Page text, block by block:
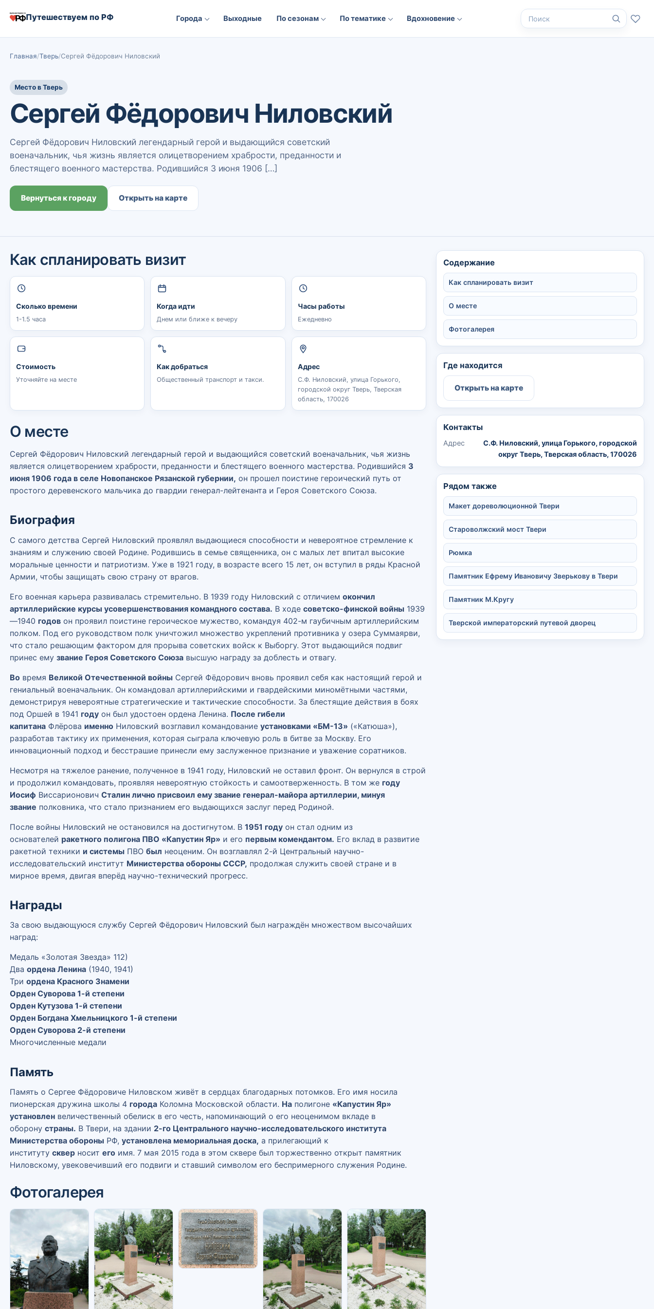
Путешествуем по РФ Города Выходные По сезонам По тематике Вдохновение
Поиск по сайту
Главная Тверь Сергей Фёдорович Ниловский
Место в Тверь
Сергей Фёдорович Ниловский
Сергей Фёдорович Ниловский легендарный герой и выдающийся советский
военачальник, чья жизнь является олицетворением храбрости, преданности и
блестящего военного мастерства. Родившийся 3 июня 1906 […]
Вернуться к городу Открыть на карте
Как спланировать визит
Сколько времени
1-1.5 часа
Когда идти
Днем или ближе к вечеру
Часы работы
Ежедневно
Стоимость
Уточняйте на месте
Как добраться
Общественный транспорт и такси.
Адрес
С.Ф. Ниловский, улица Горького,
городской округ Тверь, Тверская
область, 170026
О месте
Сергей Фёдорович Ниловский легендарный герой и выдающийся советский военачальник, чья жизнь
является олицетворением храбрости, преданности и блестящего военного мастерства. Родившийся 3
июня 1906 года в селе Новопанское Рязанской губернии, он прошел поистине героический путь от
простого деревенского мальчика до гвардии генерал-лейтенанта и Героя Советского Союза.
Биография
С самого детства Сергей Ниловский проявлял выдающиеся способности и невероятное стремление к
знаниям и служению своей Родине. Родившись в семье священника, он с малых лет впитал высокие
моральные ценности и патриотизм. Уже в 1921 году, в возрасте всего 15 лет, он вступил в ряды Красной
Армии, чтобы защищать свою страну от врагов.
Его военная карьера развивалась стремительно. В 1939 году Ниловский с отличием окончил
артиллерийские курсы усовершенствования командного состава. В ходе советско-финской войны 1939
—1940 годов он проявил поистине героическое мужество, командуя 402-м гаубичным артиллерийским
полком. Под его руководством полк уничтожил множество укреплений противника у озера Суммаярви,
что стало решающим фактором для прорыва советских войск к Выборгу. Этот выдающийся подвиг
принес ему звание Героя Советского Союза высшую награду за доблесть и отвагу.
Во время Великой Отечественной войны Сергей Фёдорович вновь проявил себя как настоящий герой и
гениальный военачальник. Он командовал артиллерийскими и гвардейскими миномётными частями,
демонстрируя невероятные стратегические и тактические способности. За блестящие действия в боях
под Оршей в 1941 году он был удостоен ордена Ленина. После гибели
капитана Флёрова именно Ниловский возглавил командование установками «БМ-13» («Катюша»),
разработав тактику их применения, которая сыграла ключевую роль в битве за Москву. Его
инновационный подход и бесстрашие принесли ему заслуженное признание и уважение соратников.
Несмотря на тяжелое ранение, полученное в 1941 году, Ниловский не оставил фронт. Он вернулся в строй
и продолжил командовать, проявляя невероятную стойкость и самоотверженность. В том же году
Иосиф Виссарионович Сталин лично присвоил ему звание генерал-майора артиллерии, минуя
звание полковника, что стало признанием его выдающихся заслуг перед Родиной.
После войны Ниловский не остановился на достигнутом. В 1951 году он стал одним из
основателей ракетного полигона ПВО «Капустин Яр» и его первым комендантом. Его вклад в развитие
ракетной техники и системы ПВО был неоценим. Он возглавлял 2-й Центральный научно-
исследовательский институт Министерства обороны СССР, продолжая служить своей стране и в
мирное время, двигая вперёд научно-технический прогресс.
Награды
За свою выдающуюся службу Сергей Фёдорович Ниловский был награждён множеством высочайших
наград:
Медаль «Золотая Звезда» 112)
Два ордена Ленина (1940, 1941)
Три ордена Красного Знамени
Орден Суворова 1-й степени
Орден Кутузова 1-й степени
Орден Богдана Хмельницкого 1-й степени
Орден Суворова 2-й степени
Многочисленные медали
Память
Память о Сергее Фёдоровиче Ниловском живёт в сердцах благодарных потомков. Его имя носила
пионерская дружина школы 4 города Коломна Московской области. На полигоне «Капустин Яр»
установлен величественный обелиск в его честь, напоминающий о его неоценимом вкладе в
оборону страны. В Твери, на здании 2-го Центрального научно-исследовательского института
Министерства обороны РФ, установлена мемориальная доска, а прилегающий к
институту сквер носит его имя. 7 мая 2015 года в этом сквере был торжественно открыт памятник
Ниловскому, увековечивший его подвиги и ставший символом его беспримерного служения Родине.
Фотогалерея
Содержание
Как спланировать визит
О месте
Фотогалерея
Где находится
Открыть на карте
Контакты
Адрес
С.Ф. Ниловский, улица Горького, городской
округ Тверь, Тверская область, 170026
Рядом также
Макет дореволюционной Твери
Староволжский мост Твери
Рюмка
Памятник Ефрему Ивановичу Зверькову в Твери
Памятник М.Кругу
Тверской императорский путевой дворец